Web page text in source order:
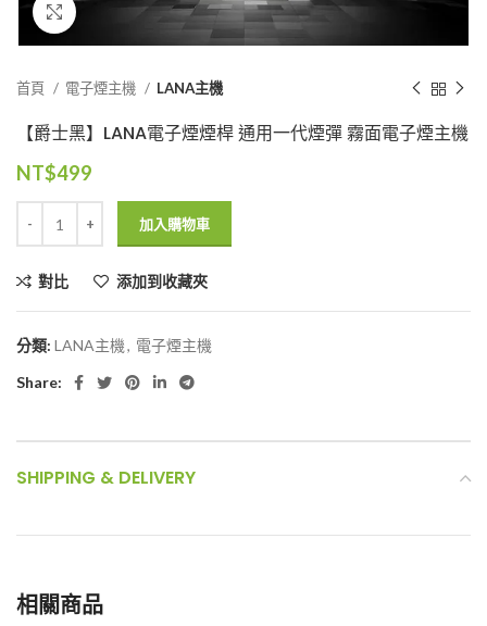
Click to enlarge
首頁 電子煙主機 LANA主機
【爵士黑】LANA電子煙煙桿 通用一代煙彈 霧面電子煙主機
NT$499
加入購物車
對比 添加到收藏夾
分類: LANA主機, 電子煙主機
Share:
SHIPPING & DELIVERY
相關商品